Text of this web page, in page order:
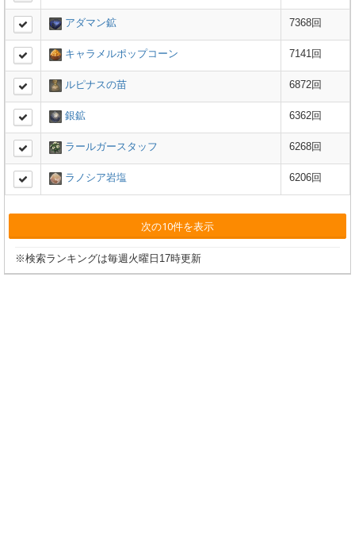
アダマン鉱 7368回
キャラメルポップコーン 7141回
ルピナスの苗 6872回
銀鉱 6362回
ラールガースタッフ 6268回
ラノシア岩塩 6206回
次の10件を表示
※検索ランキングは毎週火曜日17時更新